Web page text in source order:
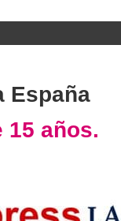
España
15 años.